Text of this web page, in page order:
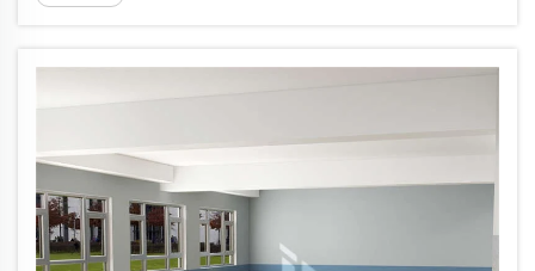
꾸미는 과정에서 필수적입니다…